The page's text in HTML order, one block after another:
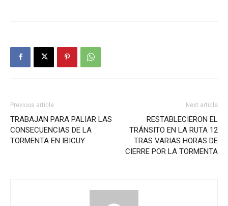
Previous article
TRABAJAN PARA PALIAR LAS
CONSECUENCIAS DE LA
TORMENTA EN IBICUY
Next article
RESTABLECIERON EL
TRÁNSITO EN LA RUTA 12
TRAS VARIAS HORAS DE
CIERRE POR LA TORMENTA